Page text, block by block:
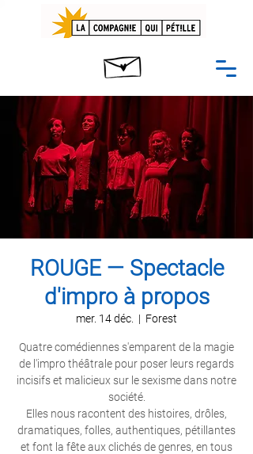
ROUGE — Spectacle
d'impro à propos
mer. 14 déc.
  |
Forest
Quatre comédiennes s'emparent de la magie
de l'impro théâtrale pour poser leurs regards
incisifs et malicieux sur le sexisme dans notre
société.
​Elles nous racontent des histoires, drôles,
dramatiques, folles, authentiques, pétillantes
et font la fête aux clichés de genres, en tous